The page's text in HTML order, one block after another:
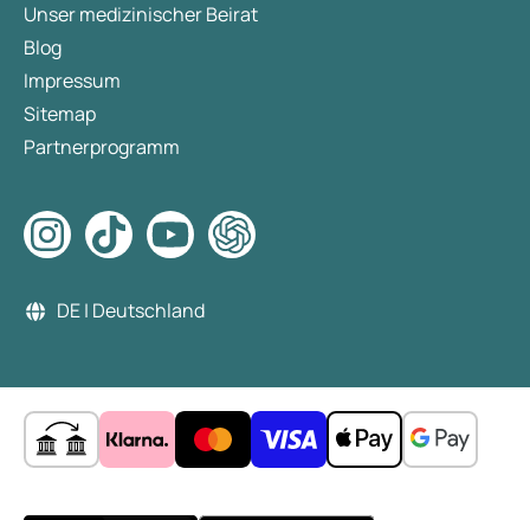
Unser medizinischer Beirat
Blog
Impressum
Sitemap
Partnerprogramm
DE | Deutschland